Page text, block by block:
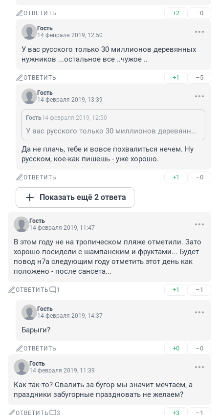
ОТВЕТИТЬ +2 –0
Гость
14 февраля 2019, 12:50
У вас русского только 30 миллионов деревянных
нужников ...остальное все ..чужое ..
ОТВЕТИТЬ +1 –5
Гость
14 февраля 2019, 13:39
Гость14 февраля 2019, 12:50
У вас русского только 30 миллионов деревянных нужников ...остальное все ..чужое ..
Да не плачь, тебе и вовсе похвалиться нечем. Ну
русском, кое-как пишешь - уже хорошо.
ОТВЕТИТЬ +1 –0
Показать ещё 2 ответа
Гость
14 февраля 2019, 11:47
В этом году не на тропическом пляже отметили. Зато
хорошо посидели с шампанским и фруктами... Будет
повод н7а следующим году отметить этот день как
положено - после сансета...
ОТВЕТИТЬ 1 +1 –1
Гость
14 февраля 2019, 14:37
Барыги?
ОТВЕТИТЬ +0 –0
Гость
14 февраля 2019, 11:39
Как так-то? Свалить за бугор мы значит мечтаем, а
праздники забугорные праздновать не желаем?
ОТВЕТИТЬ 3 +3 –1